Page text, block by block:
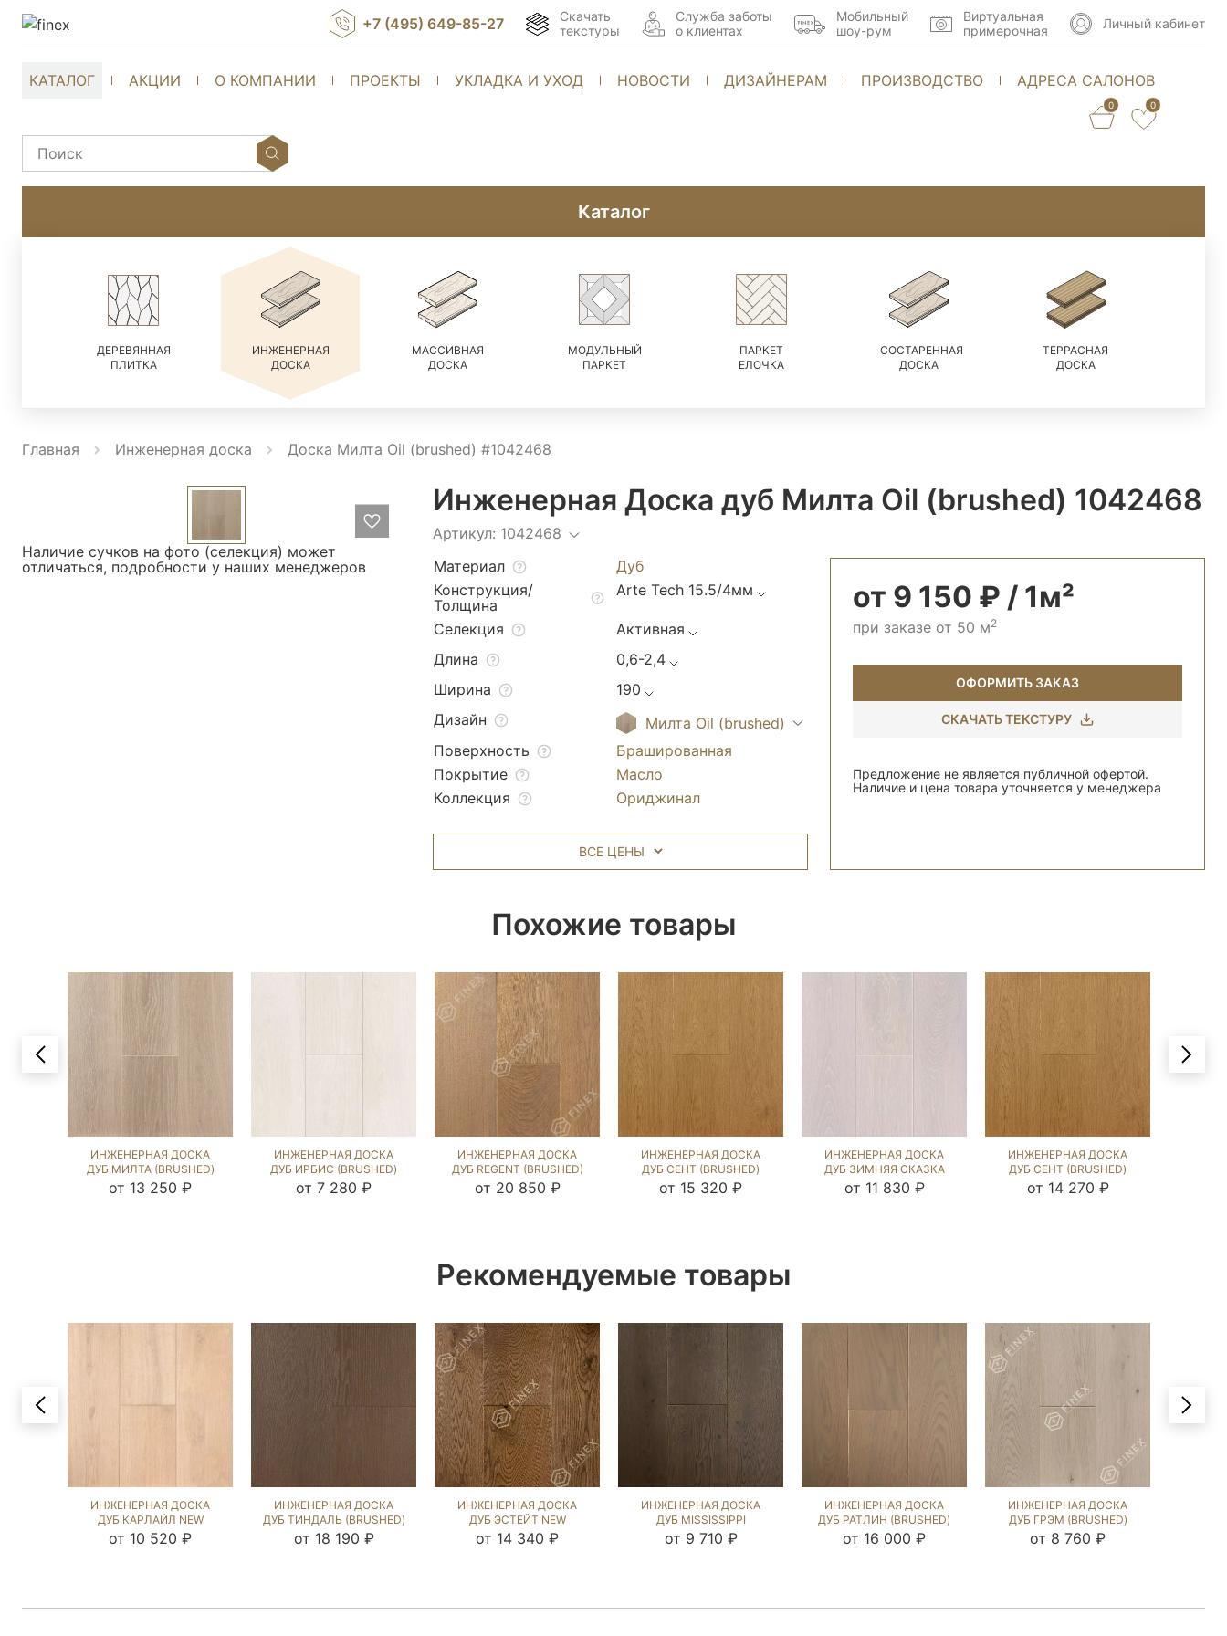
КАТАЛОГ АКЦИИ О КОМПАНИИ ПРОЕКТЫ УКЛАДКА И УХОД НОВОСТИ ДИЗАЙНЕРАМ ПРОИЗВОДСТВО АДРЕСА САЛОНОВ
0 0
+7 (495) 649-85-27
Скачать
текстуры
Cлужба заботы
о клиентах
Мобильный
шоу-рум
Виртуальная
примерочная
Личный кабинет
Каталог
ДЕРЕВЯННАЯ
ПЛИТКА
ИНЖЕНЕРНАЯ
ДОСКА
МАССИВНАЯ
ДОСКА
МОДУЛЬНЫЙ
ПАРКЕТ
ПАРКЕТ
ЕЛОЧКА
СОСТАРЕННАЯ
ДОСКА
ТЕРРАСНАЯ
ДОСКА
Главная Инженерная доска Доска Милта Oil (brushed) #1042468
Наличие сучков на фото (селекция) может
отличаться, подробности у наших менеджеров
Инженерная Доска дуб Милта Oil (brushed) 1042468
Артикул: 1042468
Материал
Дуб
Конструкция/
Толщина
Arte Tech 15.5/4мм
Селекция
Активная
Длина
0,6-2,4
Ширина
190
Дизайн
Милта Oil (brushed)
Поверхность
Брашированная
Покрытие
Масло
Коллекция
Ориджинал
от 9 150 ₽ / 1м²
при заказе от 50 м2
ОФОРМИТЬ ЗАКАЗ
СКАЧАТЬ ТЕКСТУРУ
Предложение не является публичной офертой.
Наличие и цена товара уточняется у менеджера
ВСЕ ЦЕНЫ
Похожие товары
ИНЖЕНЕРНАЯ ДОСКА
ДУБ МИЛТА (BRUSHED)
202715
от 13 250 ₽
ИНЖЕНЕРНАЯ ДОСКА
ДУБ ИРБИС (BRUSHED)
143829
от 7 280 ₽
ИНЖЕНЕРНАЯ ДОСКА
ДУБ REGENT (BRUSHED)
892759
от 20 850 ₽
ИНЖЕНЕРНАЯ ДОСКА
ДУБ СЕНТ (BRUSHED)
1039005
от 15 320 ₽
ИНЖЕНЕРНАЯ ДОСКА
ДУБ ЗИМНЯЯ СКАЗКА
(SANDED) 1035902
от 11 830 ₽
ИНЖЕНЕРНАЯ ДОСКА
ДУБ СЕНТ (BRUSHED)
1042446
от 14 270 ₽
Рекомендуемые товары
ИНЖЕНЕРНАЯ ДОСКА
ДУБ КАРЛАЙЛ NEW
(BRUSHED) 109309
от 10 520 ₽
ИНЖЕНЕРНАЯ ДОСКА
ДУБ ТИНДАЛЬ (BRUSHED)
132192
от 18 190 ₽
ИНЖЕНЕРНАЯ ДОСКА
ДУБ ЭСТЕЙТ NEW
(SANDED) 109254
от 14 340 ₽
ИНЖЕНЕРНАЯ ДОСКА
ДУБ MISSISSIPPI
(BRUSHED) 143805
от 9 710 ₽
ИНЖЕНЕРНАЯ ДОСКА
ДУБ РАТЛИН (BRUSHED)
202673
от 16 000 ₽
ИНЖЕНЕРНАЯ ДОСКА
ДУБ ГРЭМ (BRUSHED)
143776
от 8 760 ₽